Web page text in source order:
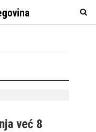
već 8